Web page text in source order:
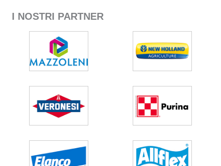
I NOSTRI PARTNER